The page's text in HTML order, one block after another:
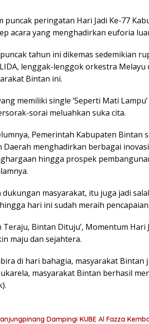
puncak peringatan Hari Jadi Ke-77
acara yang menghadirkan euforia
tahun ini dikemas sedemikian
lenggak-lenggok orkestra
Bintan ini.
memiliki single ‘Seperti Mati
sorai meluahkan suka cita.
Pemerintah Kabupaten Bintan
Daerah menghadirkan berbagai
hingga prospek
dukungan masyarakat, itu juga jadi
hari ini sudah meraih
Teraju, Bintan Dituju’, Momentum
maju dan sejahtera.
di hari bahagia, masyarakat
masyarakat Bintan berhasil
Dampingi KUBE Al Fazza